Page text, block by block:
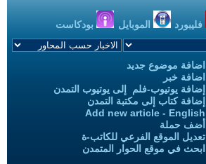
فليبورد الموبايل بودكاست
اضافة موضوع جديد
اضافة خبر
إضافة يوتيوب-فلم إلى يوتيوب التمدن
إضافة كتاب إلى مكتبة التمدن
Add new article - English
أضف حملة
تعديل الموقع الفرعي للكاتب-ة
ابحث في موقع الحوار المتمدن